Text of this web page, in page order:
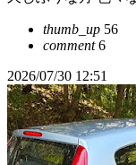
thumb_up 56
comment6
2026/07/30 12:51